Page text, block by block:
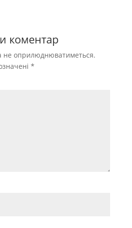
коментар
не оприлюднюватиметься.
*